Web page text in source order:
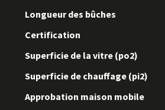
Longueur des bûches
Certification
Superficie de la vitre (po2)
Superficie de chauffage (pi2)
Approbation maison mobile